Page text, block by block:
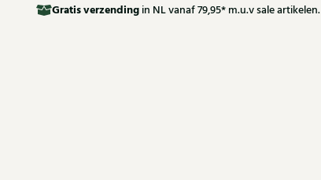
Gratisverzending in NL vanaf 79,95* m.u.v sale artikelen.